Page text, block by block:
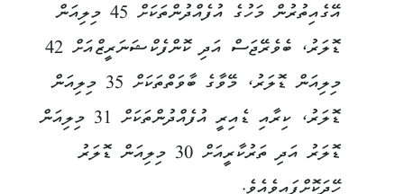
އޭގެއިތުރުން މަހުގެ އުފެއްދުންތަކަށް 45 މިލިއަން
ޑޮލަރު، ބެވެރޭޖަސް އަދި ކޮންފެކްޝަނަރީޒްއަށް 42
މިލިއަން ޑޮލަރު، މޭވާގެ ބާވަތްތަކަށް 35 މިލިއަން
ޑޮލަރު، ކިރާއި ޑެއިރީ އުފެއްދުންތަކަށް 31 މިލިއަން
ޑޮލަރު އަދި ތަރުކާރީއަށް 30 މިލިއަން ޑޮލަރު